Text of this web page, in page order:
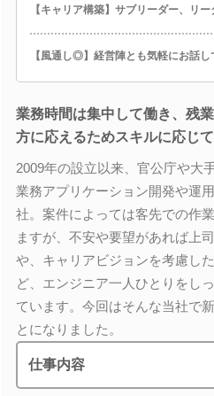
【キャリア構築】サブリーダー、リー
【風通し◎】経営陣とも気軽にお話し
業務時間は集中して働き、残
方に応えるためスキルに応じ
2009年の設立以来、官公庁や大
業務アプリケーション開発や運
社。案件によっては客先での作
ますが、不安や要望があれば上
や、キャリアビジョンを考慮し
ど、エンジニア一人ひとりをし
ています。今回はそんな当社で
とになりました。
仕事内容